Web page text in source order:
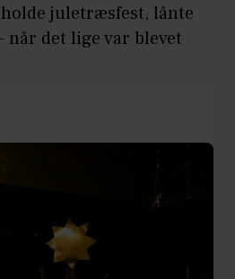
juletræsfest, lånte
det lige var blevet